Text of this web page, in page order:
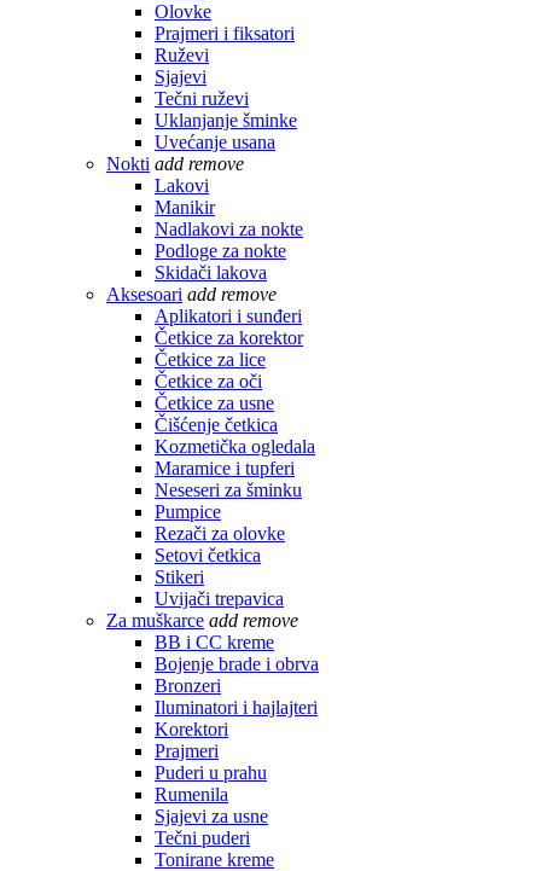
Olovke
Prajmeri i fiksatori
Ruževi
Sjajevi
Tečni ruževi
Uklanjanje šminke
Uvećanje usana
Nokti add remove
Lakovi
Manikir
Nadlakovi za nokte
Podloge za nokte
Skidači lakova
Aksesoari add remove
Aplikatori i sunđeri
Četkice za korektor
Četkice za lice
Četkice za oči
Četkice za usne
Čišćenje četkica
Kozmetička ogledala
Maramice i tupferi
Neseseri za šminku
Pumpice
Rezači za olovke
Setovi četkica
Stikeri
Uvijači trepavica
Za muškarce add remove
BB i CC kreme
Bojenje brade i obrva
Bronzeri
Iluminatori i hajlajteri
Korektori
Prajmeri
Puderi u prahu
Rumenila
Sjajevi za usne
Tečni puderi
Tonirane kreme